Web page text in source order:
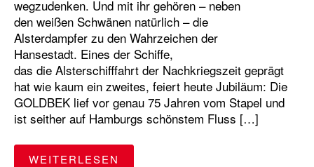
wegzudenken. Und mit ihr gehören – neben
den weißen Schwänen natürlich – die
Alsterdampfer zu den Wahrzeichen der
Hansestadt. Eines der Schiffe,
das die Alsterschifffahrt der Nachkriegszeit geprägt
hat wie kaum ein zweites, feiert heute Jubiläum: Die
GOLDBEK lief vor genau 75 Jahren vom Stapel und
ist seither auf Hamburgs schönstem Fluss […]
WEITERLESEN